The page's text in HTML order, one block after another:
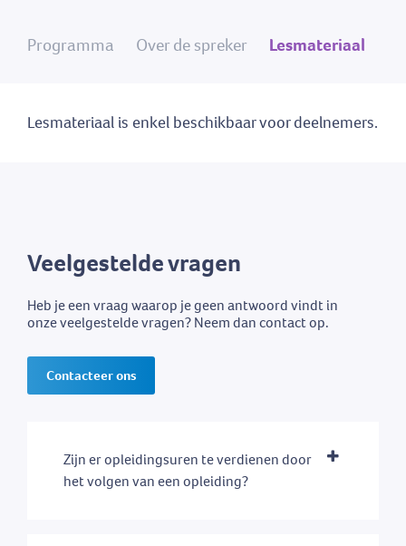
Programma Over de spreker Lesmateriaal
Lesmateriaal is enkel beschikbaar voor deelnemers.
Veelgestelde vragen
Heb je een vraag waarop je geen antwoord vindt in
onze veelgestelde vragen? Neem dan contact op.
Contacteer ons
Zijn er opleidingsuren te verdienen door
het volgen van een opleiding?